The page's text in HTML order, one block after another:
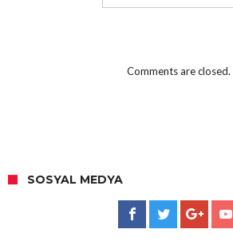
Comments are closed.
SOSYAL MEDYA